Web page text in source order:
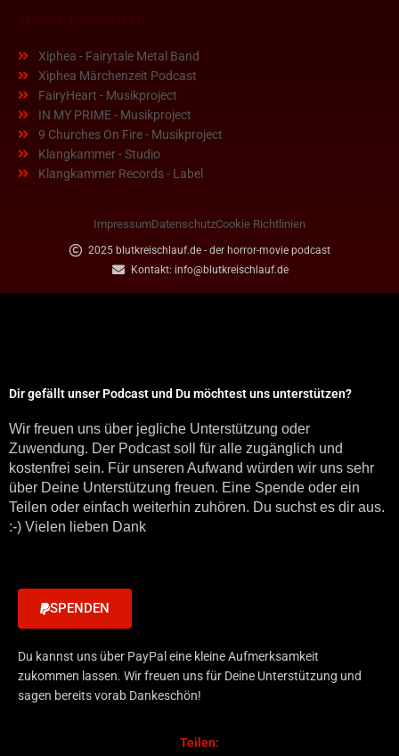
Xiphea - Fairytale Metal Band
Xiphea Märchenzeit Podcast
FairyHeart - Musikproject
IN MY PRIME - Musikproject
9 Churches On Fire - Musikproject
Klangkammer - Studio
Klangkammer Records - Label
ImpressumDatenschutzCookie Richtlinien
2025 blutkreischlauf.de - der horror-movie podcast
Kontakt: info@blutkreischlauf.de
Dir gefällt unser Podcast und Du möchtest uns unterstützen?
Wir freuen uns über jegliche Unterstützung oder
Zuwendung. Der Podcast soll für alle zugänglich und
kostenfrei sein. Für unseren Aufwand würden wir uns sehr
über Deine Unterstützung freuen. Eine Spende oder ein
Teilen oder einfach weiterhin zuhören. Du suchst es dir aus.
:-) Vielen lieben Dank
SPENDEN
Du kannst uns über PayPal eine kleine Aufmerksamkeit
zukommen lassen. Wir freuen uns für Deine Unterstützung und
sagen bereits vorab Dankeschön!
Teilen: